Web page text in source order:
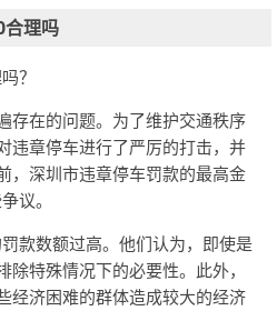
合理吗
？
存在的问题。为了维护交通秩序
违章停车进行了严厉的打击，并
，深圳市违章停车罚款的最高金
议。
款数额过高。他们认为，即使是
特殊情况下的必要性。此外，
经济困难的群体造成较大的经济